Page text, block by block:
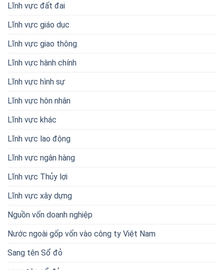
Lĩnh vực đất đai
Lĩnh vực giáo dục
Lĩnh vực giao thông
Lĩnh vực hành chính
Lĩnh vực hình sự
Lĩnh vực hôn nhân
Lĩnh vực khác
Lĩnh vực lao động
Lĩnh vực ngân hàng
Lĩnh vực Thủy lợi
Lĩnh vực xây dựng
Nguồn vốn doanh nghiệp
Nước ngoài gốp vốn vào công ty Việt Nam
Sang tên Sổ đỏ